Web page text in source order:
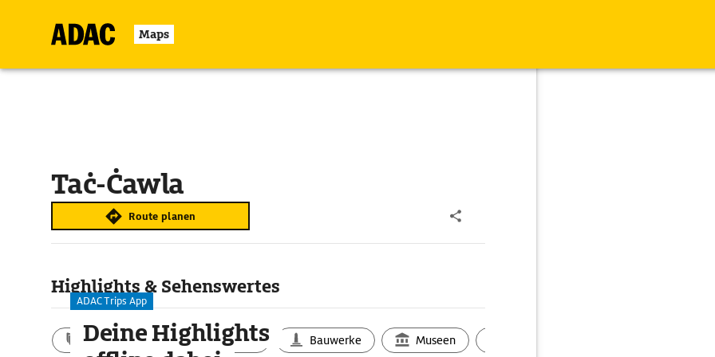
Maps
Taċ-Ċawla
Route planen
Highlights & Sehenswertes
Aktivitäten Landschaft Bauwerke Museen
ADAC Trips App
Deine Highlights